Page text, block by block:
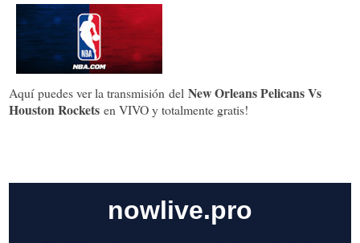
Aquí puedes ver la transmisión del New Orleans Pelicans Vs
Houston Rockets en VIVO y totalmente gratis!